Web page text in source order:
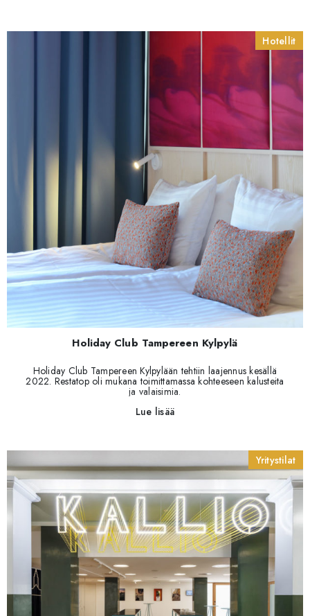
Hotellit
Holiday Club Tampereen Kylpylä
Holiday Club Tampereen Kylpylään tehtiin laajennus kesällä
2022. Restatop oli mukana toimittamassa kohteeseen kalusteita
ja valaisimia.
Lue lisää
Yritystilat